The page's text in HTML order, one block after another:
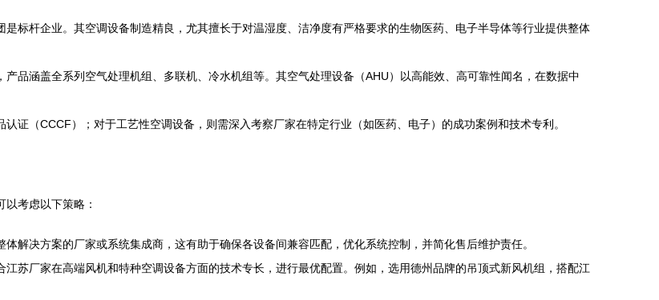
是标杆企业。其空调设备制造精良，尤其擅长于对温湿度、洁净度有严格要求的生物医药、电子半导体等行业提供整体
产品涵盖全系列空气处理机组、多联机、冷水机组等。其空气处理设备（AHU）以高能效、高可靠性闻名，在数据中
证（CCCF）；对于工艺性空调设备，则需深入考察厂家在特定行业（如医药、电子）的成功案例和技术专利。
考虑以下策略：
解决方案的厂家或系统集成商，这有助于确保各设备间兼容匹配，优化系统控制，并简化售后维护责任。
江苏厂家在高端风机和特种空调设备方面的技术专长，进行最优配置。例如，选用德州品牌的吊顶式新风机组，搭配江